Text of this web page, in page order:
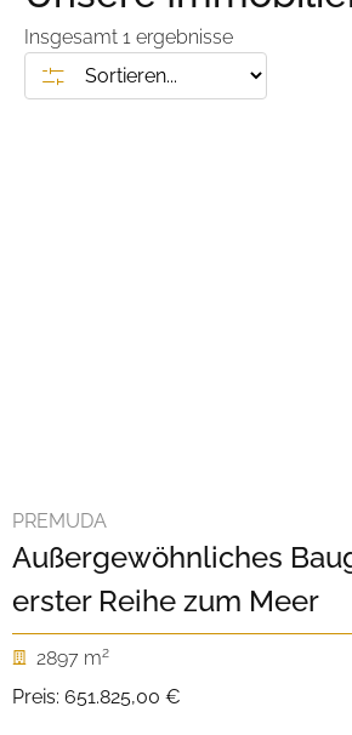
Insgesamt 1 ergebnisse
PREMUDA
Außergewöhnliches
erster Reihe zum Meer
2897 m2
Preis: 651.825,00 €